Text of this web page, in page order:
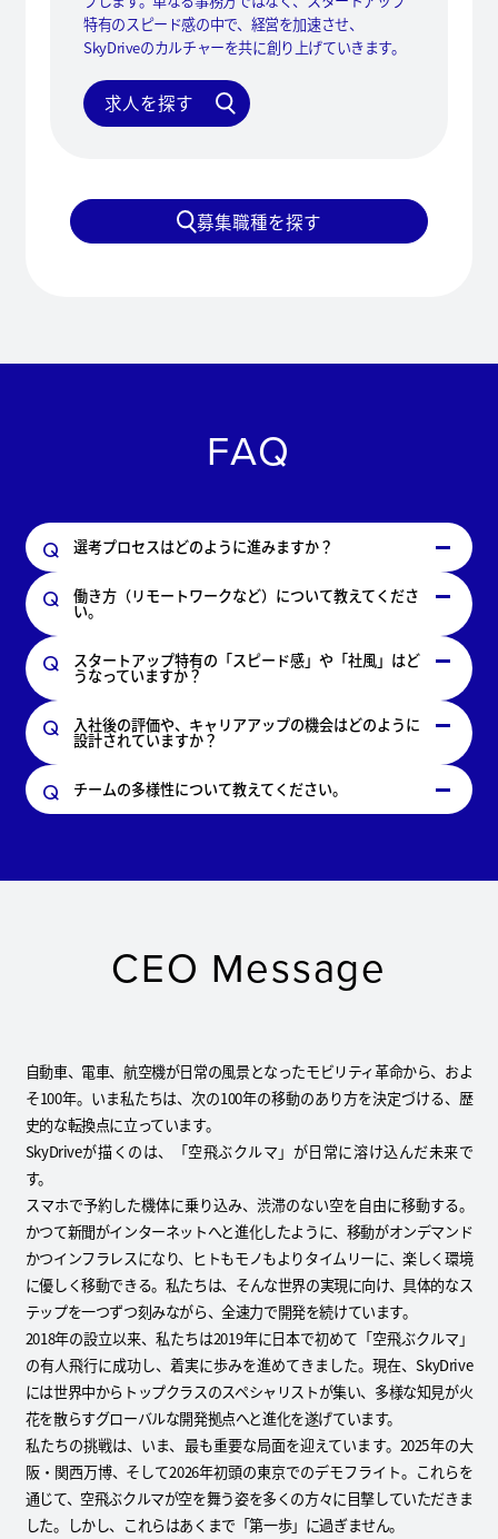
特有のスピード感の中で、経営を加速させ、
SkyDriveのカルチャーを共に創り上げていきます。
求人を探す
募集職種を探す
FAQ
選考プロセスはどのように進みますか？
働き方（リモートワークなど）について教えてくださ
い。
スタートアップ特有の「スピード感」や「社風」はど
うなっていますか？
入社後の評価や、キャリアアップの機会はどのように
設計されていますか？
チームの多様性について教えてください。
CEO Message
自動車、電車、航空機が日常の風景となったモビリティ革命から、およ
そ100年。いま私たちは、次の100年の移動のあり方を決定づける、歴
史的な転換点に立っています。
SkyDriveが描くのは、「空飛ぶクルマ」が日常に溶け込んだ未来で
す。
スマホで予約した機体に乗り込み、渋滞のない空を自由に移動する。
かつて新聞がインターネットへと進化したように、移動がオンデマンド
かつインフラレスになり、ヒトもモノもよりタイムリーに、楽しく環境
に優しく移動できる。私たちは、そんな世界の実現に向け、具体的なス
テップを一つずつ刻みながら、全速力で開発を続けています。
2018年の設立以来、私たちは2019年に日本で初めて「空飛ぶクルマ」
の有人飛行に成功し、着実に歩みを進めてきました。現在、SkyDrive
には世界中からトップクラスのスペシャリストが集い、多様な知見が火
花を散らすグローバルな開発拠点へと進化を遂げています。
私たちの挑戦は、いま、最も重要な局面を迎えています。2025年の大
阪・関西万博、そして2026年初頭の東京でのデモフライト。これらを
通じて、空飛ぶクルマが空を舞う姿を多くの方々に目撃していただきま
した。しかし、これらはあくまで「第一歩」に過ぎません。